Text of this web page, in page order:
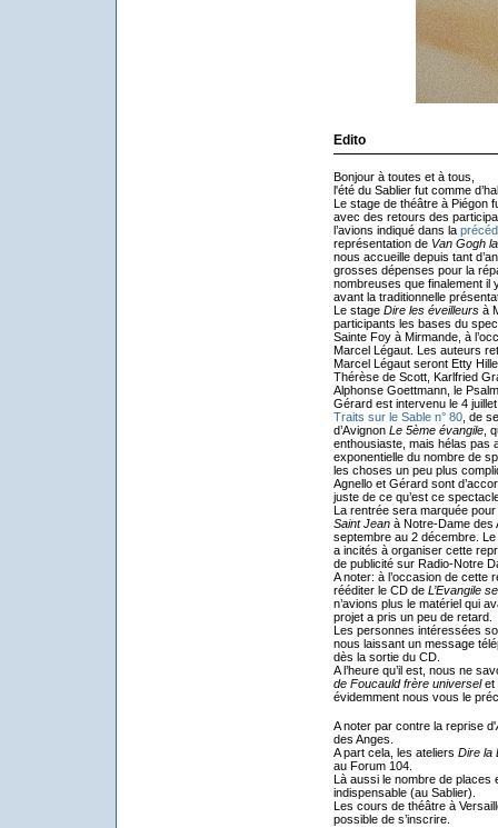
Edito
Bonjour à toutes et à tous,
l'été du Sablier fut comme
Le stage de théâtre à Piégon
avec des retours des
l’avions indiqué dans la
représentation de Van Gogh
nous accueille depuis tant
grosses dépenses pour la
nombreuses que finalement il
avant la traditionnelle
Le stage Dire les éveilleursà
participants les bases du
Sainte Foy à Mirmande, à
Marcel Légaut. Les auteurs
Marcel Légaut seront Etty
Thérèse de Scott, Karlfried
Alphonse Goettmann, le
Gérard est intervenu le 4
Traits sur le Sable n° 80, de
d’Avignon Le 5ème évangile,
enthousiaste, mais hélas pas
exponentielle du nombre de
les choses un peu plus
Agnello et Gérard sont
juste de ce qu’est ce
La rentrée sera marquée
Saint Jeanà Notre-Dame des
septembre au 2 décembre.
a incités à organiser cette
de publicité sur Radio-Notre
A noter: à l’occasion de
rééditer le CD de L’Evangile
n’avions plus le matériel qui
projet a pris un peu de retard.
Les personnes intéressées
nous laissant un message
dès la sortie du CD.
A l’heure qu’il est, nous ne
de Foucauld frère universelet
évidemment nous vous le
A noter par contre la reprise d'
des Anges.
A part cela, les ateliers Dire la
au Forum 104.
Là aussi le nombre de places
indispensable (au Sablier).
Les cours de théâtre à
possible de s’inscrire.